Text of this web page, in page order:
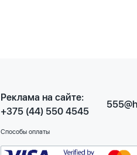
Реклама на сайте:
+375 (44) 550 4545
Способы оплаты